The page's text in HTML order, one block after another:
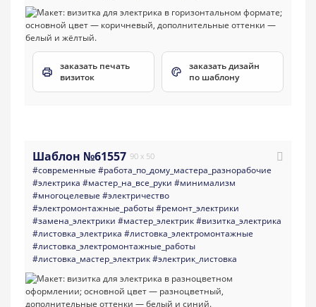
заказать печать
визиток
заказать дизайн
по шаблону
Шаблон №61557 90 x 50
#современные #работа_по_дому_мастера_разнорабочие
#электрика #мастер_на_все_руки #минимализм
#многоцелевые #электричество
#электромонтажные_работы#ремонт_электрики
#замена_электрики #мастер_электрик#визитка_электрика
#листовка_электрика #листовка_электромонтажные
#листовка_электромонтажные_работы
#листовка_мастер_электрик#электрик_листовка